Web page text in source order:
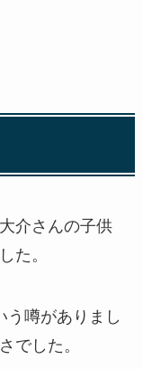
介さんの子供
た。
う噂がありまし
でした。